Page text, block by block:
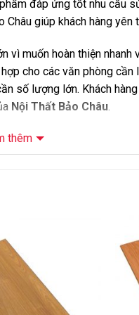
đáp ứng tốt nhu cầu
giúp khách hàng yên
vì muốn hoàn thiện
cho các văn phòng cần
số lượng lớn. Khách
Nội Thất Bảo Châu.
Wilson, cốt gỗ HDF
thêm